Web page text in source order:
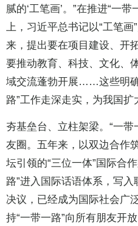
腻的‘工笔画’。”在推进“一
上，习近平总书记以“工笔
来，提出要在项目建设、开
要推动教育、科技、文化、
域交流蓬勃开展……这些明
路”工作走深走实，为我国扩
夯基垒台、立柱架梁。“一带
友圈。五年来，以双边合作
坛引领的“三位一体”国际合
路”进入国际话语体系，写
决议，已经成为国际社会广
持“一带一路”向所有朋友开